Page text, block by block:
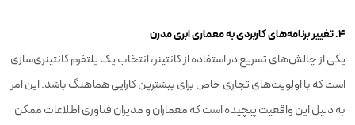
۴. تغییر برنامه‌های کاربردی به معماری ابری مدرن
یکی از چالش‌های تسریع در استفاده از کانتینر، انتخاب یک پلتفرم کانتینری‌سازی
است که با اولویت‌های تجاری خاص برای بیشترین کارایی هماهنگ باشد. این امر
به دلیل این واقعیت پیچیده است که معماران و مدیران فناوری اطلاعات ممکن